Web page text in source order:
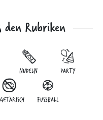
den Rubriken
NUDELN PARTY
FUSSBALL